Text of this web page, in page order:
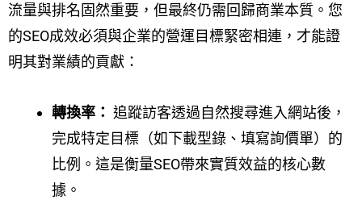
流量與排名固然重要，但最終仍需回歸商業本質。您
的SEO成效必須與企業的營運目標緊密相連，才能證
明其對業績的貢獻：
轉換率： 追蹤訪客透過自然搜尋進入網站後，
完成特定目標（如下載型錄、填寫詢價單）的
比例。這是衡量SEO帶來實質效益的核心數
據。